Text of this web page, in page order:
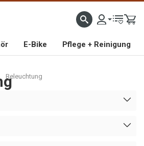
FAHRRAD- UND MOFAERSATZTEILEN SEIT 1993
E-Bike Pflege + Reinigung
Beleuchtung